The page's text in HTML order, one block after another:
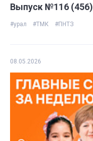
Выпуск №116 (456)
#урал #ТМК #ПНТЗ
08.05.2026